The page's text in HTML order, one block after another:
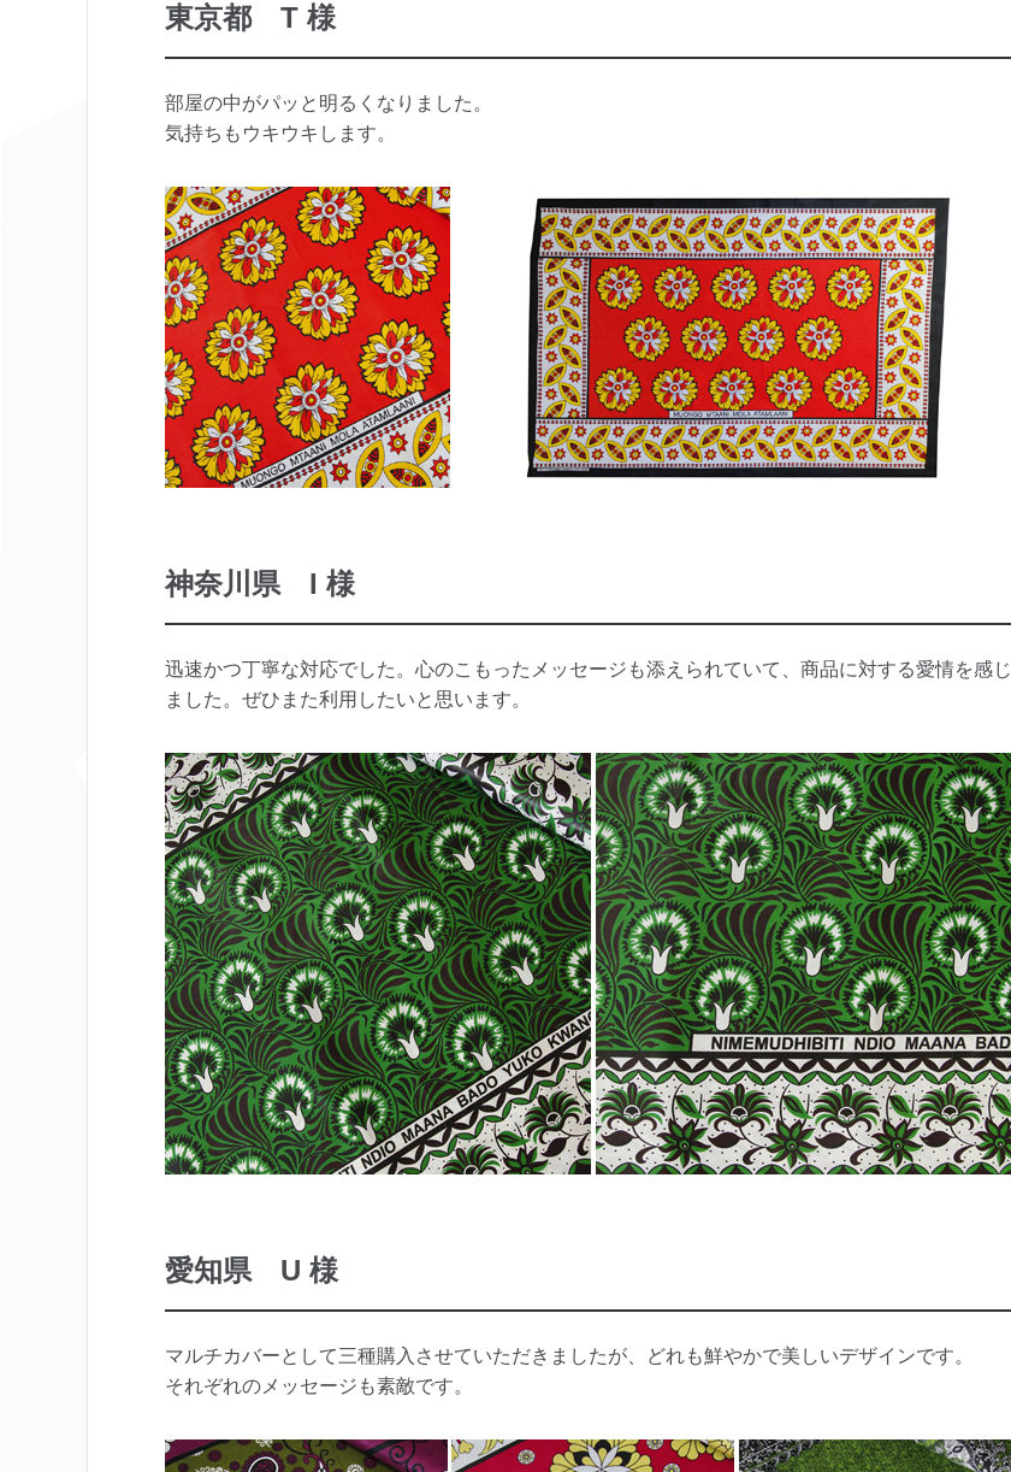
東京都 T 様
部屋の中がパッと明るくなりました。
気持ちもウキウキします。
神奈川県 I 様
迅速かつ丁寧な対応でした。心のこもったメッセージも添えられていて、商品に対する愛情を感じ
ました。ぜひまた利用したいと思います。
愛知県 U 様
マルチカバーとして三種購入させていただきましたが、どれも鮮やかで美しいデザインです。
それぞれのメッセージも素敵です。